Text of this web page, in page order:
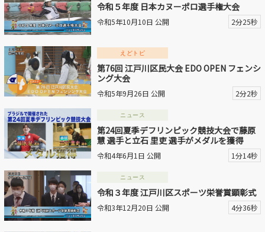
令和５年度 日本カヌーポロ選手権大会
令和5年10月10日 公開 2分25秒
えどトピ
第76回 江戸川区民大会 EDO OPEN フェンシ
ング大会
令和5年9月26日 公開 2分2秒
ニュース
第24回夏季デフリンピック競技大会で藤原
慧 選手と立石 里吏 選手がメダルを獲得
令和4年6月1日 公開 1分14秒
ニュース
令和３年度 江戸川区スポーツ栄誉賞顕彰式
令和3年12月20日 公開 4分36秒